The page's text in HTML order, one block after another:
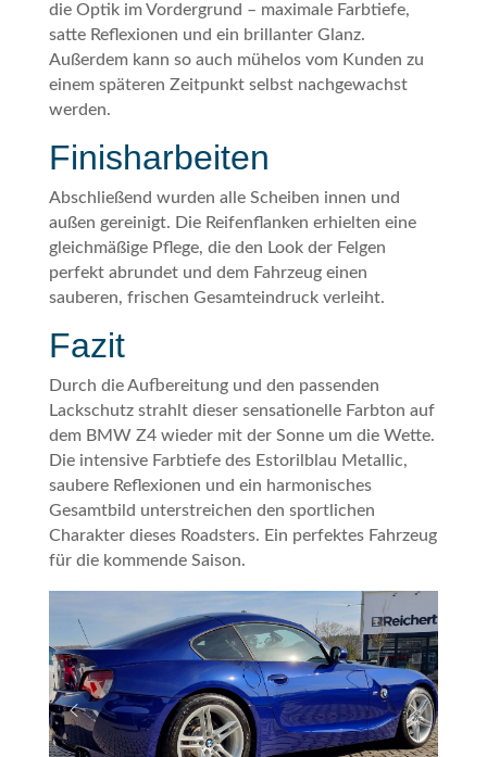
die Optik im Vordergrund – maximale Farbtiefe,
satte Reflexionen und ein brillanter Glanz.
Außerdem kann so auch mühelos vom Kunden zu
einem späteren Zeitpunkt selbst nachgewachst
werden.
Finisharbeiten
Abschließend wurden alle Scheiben innen und
außen gereinigt. Die Reifenflanken erhielten eine
gleichmäßige Pflege, die den Look der Felgen
perfekt abrundet und dem Fahrzeug einen
sauberen, frischen Gesamteindruck verleiht.
Fazit
Durch die Aufbereitung und den passenden
Lackschutz strahlt dieser sensationelle Farbton auf
dem BMW Z4 wieder mit der Sonne um die Wette.
Die intensive Farbtiefe des Estorilblau Metallic,
saubere Reflexionen und ein harmonisches
Gesamtbild unterstreichen den sportlichen
Charakter dieses Roadsters. Ein perfektes Fahrzeug
für die kommende Saison.